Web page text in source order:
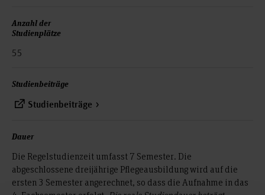
Anzahl der
Studienplätze
55
Studienbeiträge
Studienbeiträge
Dauer
Die Regelstudienzeit umfasst 7 Semester. Die
abgeschlossene dreijährige Pflegeausbildung wird auf die
ersten 3 Semester angerechnet, so dass die Aufnahme in das